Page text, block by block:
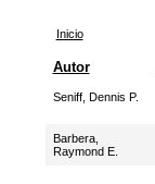
Inicio
Autor
Seniff, Dennis P.
Barbera,
Raymond E.